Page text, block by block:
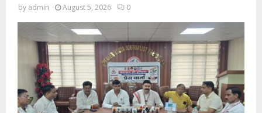
by admin August 5, 2026 0